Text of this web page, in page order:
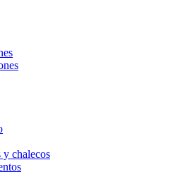
y chalecos